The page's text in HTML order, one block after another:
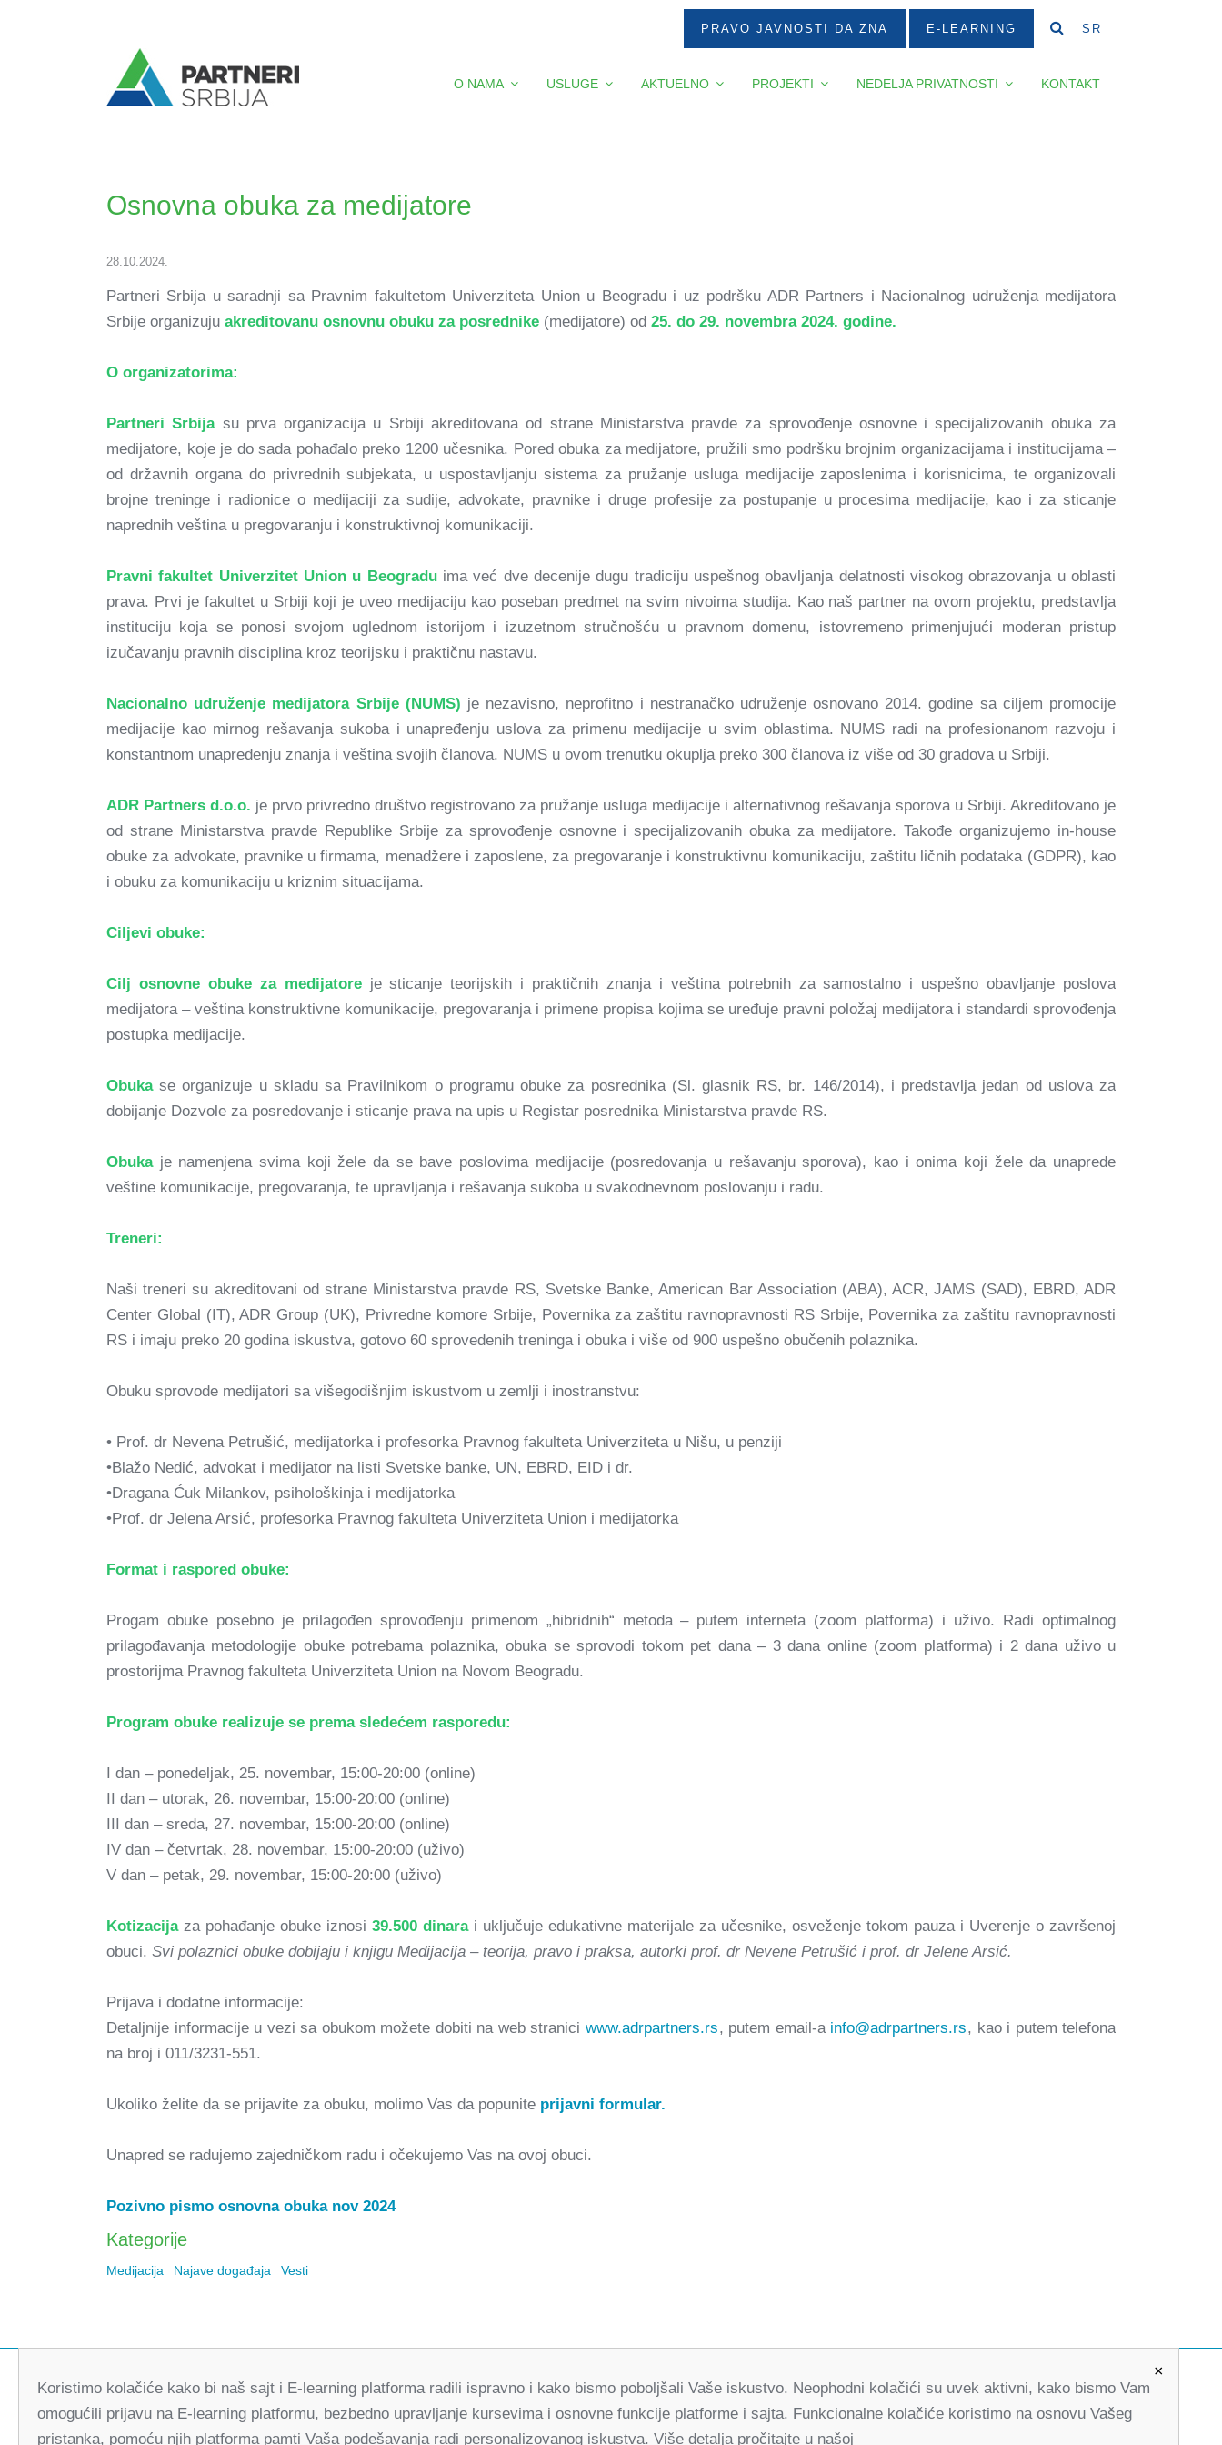
PRAVO JAVNOSTI DA ZNA E-LEARNING SR
O NAMA USLUGE AKTUELNO PROJEKTI NEDELJA PRIVATNOSTI KONTAKT
Osnovna obuka za medijatore
28.10.2024.
Partneri Srbija u saradnji sa Pravnim fakultetom Univerziteta Union u Beogradu i uz podršku ADR Partners i Nacionalnog udruženja medijatora
Srbije organizuju akreditovanu osnovnu obuku za posrednike (medijatore) od 25. do 29. novembra 2024. godine.
O organizatorima:
Partneri Srbija su prva organizacija u Srbiji akreditovana od strane Ministarstva pravde za sprovođenje osnovne i specijalizovanih obuka za
medijatore, koje je do sada pohađalo preko 1200 učesnika. Pored obuka za medijatore, pružili smo podršku brojnim organizacijama i institucijama –
od državnih organa do privrednih subjekata, u uspostavljanju sistema za pružanje usluga medijacije zaposlenima i korisnicima, te organizovali
brojne treninge i radionice o medijaciji za sudije, advokate, pravnike i druge profesije za postupanje u procesima medijacije, kao i za sticanje
naprednih veština u pregovaranju i konstruktivnoj komunikaciji.
Pravni fakultet Univerzitet Union u Beograduima već dve decenije dugu tradiciju uspešnog obavljanja delatnosti visokog obrazovanja u oblasti
prava. Prvi je fakultet u Srbiji koji je uveo medijaciju kao poseban predmet na svim nivoima studija. Kao naš partner na ovom projektu, predstavlja
instituciju koja se ponosi svojom uglednom istorijom i izuzetnom stručnošću u pravnom domenu, istovremeno primenjujući moderan pristup
izučavanju pravnih disciplina kroz teorijsku i praktičnu nastavu.
Nacionalno udruženje medijatora Srbije (NUMS) je nezavisno, neprofitno i nestranačko udruženje osnovano 2014. godine sa ciljem promocije
medijacije kao mirnog rešavanja sukoba i unapređenju uslova za primenu medijacije u svim oblastima. NUMS radi na profesionanom razvoju i
konstantnom unapređenju znanja i veština svojih članova. NUMS u ovom trenutku okuplja preko 300 članova iz više od 30 gradova u Srbiji.
ADR Partners d.o.o. je prvo privredno društvo registrovano za pružanje usluga medijacije i alternativnog rešavanja sporova u Srbiji. Akreditovano je
od strane Ministarstva pravde Republike Srbije za sprovođenje osnovne i specijalizovanih obuka za medijatore. Takođe organizujemo in-house
obuke za advokate, pravnike u firmama, menadžere i zaposlene, za pregovaranje i konstruktivnu komunikaciju, zaštitu ličnih podataka (GDPR), kao
i obuku za komunikaciju u kriznim situacijama.
Ciljevi obuke:
Cilj osnovne obuke za medijatore je sticanje teorijskih i praktičnih znanja i veština potrebnih za samostalno i uspešno obavljanje poslova
medijatora – veština konstruktivne komunikacije, pregovaranja i primene propisa kojima se uređuje pravni položaj medijatora i standardi sprovođenja
postupka medijacije.
Obuka se organizuje u skladu sa Pravilnikom o programu obuke za posrednika (Sl. glasnik RS, br. 146/2014), i predstavlja jedan od uslova za
dobijanje Dozvole za posredovanje i sticanje prava na upis u Registar posrednika Ministarstva pravde RS.
Obukaje namenjena svima koji žele da se bave poslovima medijacije (posredovanja u rešavanju sporova), kao i onima koji žele da unaprede
veštine komunikacije, pregovaranja, te upravljanja i rešavanja sukoba u svakodnevnom poslovanju i radu.
Treneri:
Naši treneri su akreditovani od strane Ministarstva pravde RS, Svetske Banke, American Bar Association (ABA), ACR, JAMS (SAD), EBRD, ADR
Center Global (IT), ADR Group (UK), Privredne komore Srbije, Povernika za zaštitu ravnopravnosti RS Srbije, Povernika za zaštitu ravnopravnosti
RS i imaju preko 20 godina iskustva, gotovo 60 sprovedenih treninga i obuka i više od 900 uspešno obučenih polaznika.
Obuku sprovode medijatori sa višegodišnjim iskustvom u zemlji i inostranstvu:
• Prof. dr Nevena Petrušić, medijatorka i profesorka Pravnog fakulteta Univerziteta u Nišu, u penziji
•Blažo Nedić, advokat i medijator na listi Svetske banke, UN, EBRD, EID i dr.
•Dragana Ćuk Milankov, psihološkinja i medijatorka
•Prof. dr Jelena Arsić, profesorka Pravnog fakulteta Univerziteta Union i medijatorka
Format i raspored obuke:
Progam obuke posebno je prilagođen sprovođenju primenom „hibridnih“ metoda – putem interneta (zoom platforma) i uživo. Radi optimalnog
prilagođavanja metodologije obuke potrebama polaznika, obuka se sprovodi tokom pet dana – 3 dana online (zoom platforma) i 2 dana uživo u
prostorijma Pravnog fakulteta Univerziteta Union na Novom Beogradu.
Program obuke realizuje se prema sledećem rasporedu:
I dan – ponedeljak, 25. novembar, 15:00-20:00 (online)
II dan – utorak, 26. novembar, 15:00-20:00 (online)
III dan – sreda, 27. novembar, 15:00-20:00 (online)
IV dan – četvrtak, 28. novembar, 15:00-20:00 (uživo)
V dan – petak, 29. novembar, 15:00-20:00 (uživo)
Kotizacijaza pohađanje obuke iznosi 39.500 dinarai uključuje edukativne materijale za učesnike, osveženje tokom pauza i Uverenje o završenoj
obuci. Svi polaznici obuke dobijaju i knjigu Medijacija – teorija, pravo i praksa, autorki prof. dr Nevene Petrušić i prof. dr Jelene Arsić.
Prijava i dodatne informacije:
Detaljnije informacije u vezi sa obukom možete dobiti na web stranici www.adrpartners.rs, putem email-a info@adrpartners.rs, kao i putem telefona
na broj i 011/3231-551.
Ukoliko želite da se prijavite za obuku, molimo Vas da popunite prijavni formular.
Unapred se radujemo zajedničkom radu i očekujemo Vas na ovoj obuci.
Pozivno pismo osnovna obuka nov 2024
Kategorije
Medijacija Najave događaja Vesti
Partneri
za demokratske promene Srbija
office@partners-serbia.org
×
Koristimo kolačiće kako bi naš sajt i E-learning platforma radili ispravno i kako bismo poboljšali Vaše iskustvo. Neophodni kolačići su uvek aktivni, kako bismo Vam
omogućili prijavu na E-learning platformu, bezbedno upravljanje kursevima i osnovne funkcije platforme i sajta. Funkcionalne kolačiće koristimo na osnovu Vašeg
pristanka, pomoću njih platforma pamti Vaša podešavanja radi personalizovanog iskustva. Više detalja pročitajte u našoj